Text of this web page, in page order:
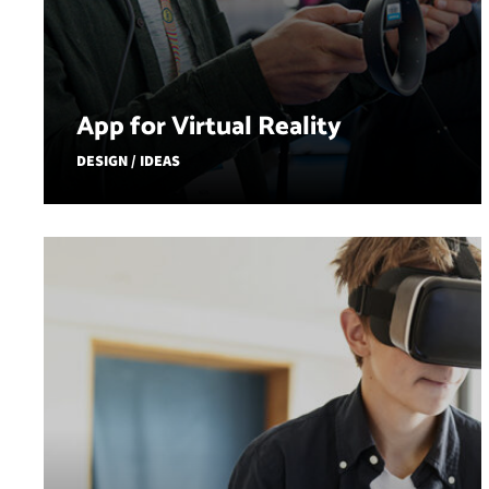
App for Virtual Reality
DESIGN / IDEAS